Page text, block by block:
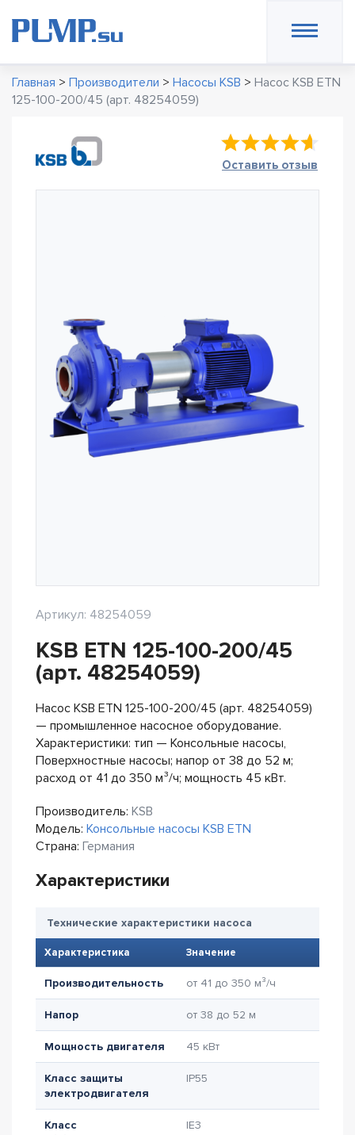
Главная > Производители > Насосы KSB > Насос KSB ETN
125-100-200/45 (арт. 48254059)
Оставить отзыв
Артикул: 48254059
KSB ETN 125-100-200/45
(арт. 48254059)
Насос KSB ETN 125-100-200/45 (арт. 48254059)
— промышленное насосное оборудование.
Характеристики: тип — Консольные насосы,
Поверхностные насосы; напор от 38 до 52 м;
расход от 41 до 350 м³/ч; мощность 45 кВт.
Производитель: KSB
Модель: Консольные насосы KSB ETN
Страна: Германия
Характеристики
Технические характеристики насоса
Характеристика Значение
Производительность от 41 до 350 м³/ч
Напор от 38 до 52 м
Мощность двигателя 45 кВт
Класс защиты
электродвигателя
IP55
Класс
IE3